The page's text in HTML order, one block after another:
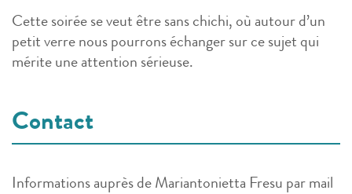
Cette soirée se veut être sans chichi, où autour d’un
petit verre nous pourrons échanger sur ce sujet qui
mérite une attention sérieuse.
Contact
Informations auprès de Mariantonietta Fresu par mail